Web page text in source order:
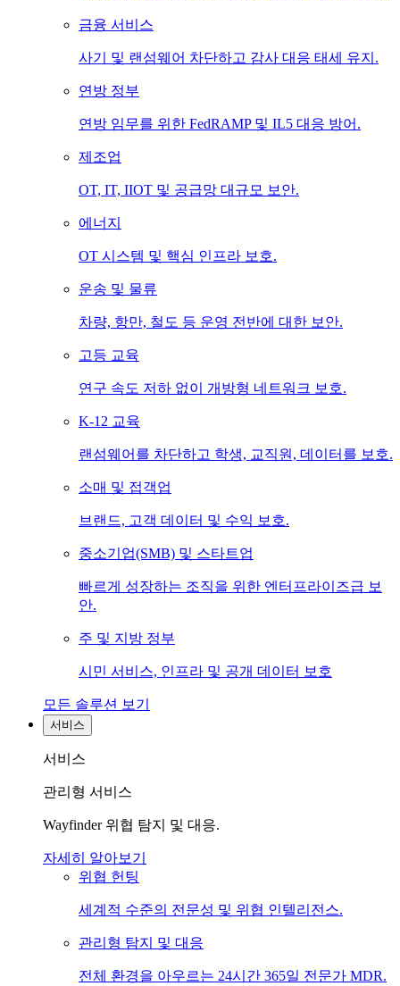
금융 서비스
사기 및 랜섬웨어 차단하고 감사 대응 태세 유지.
연방 정부
연방 임무를 위한 FedRAMP 및 IL5 대응 방어.
제조업
OT, IT, IIOT 및 공급망 대규모 보안.
에너지
OT 시스템 및 핵심 인프라 보호.
운송 및 물류
차량, 항만, 철도 등 운영 전반에 대한 보안.
고등 교육
연구 속도 저하 없이 개방형 네트워크 보호.
K-12 교육
랜섬웨어를 차단하고 학생, 교직원, 데이터를 보호.
소매 및 접객업
브랜드, 고객 데이터 및 수익 보호.
중소기업(SMB) 및 스타트업
빠르게 성장하는 조직을 위한 엔터프라이즈급 보
안.
주 및 지방 정부
시민 서비스, 인프라 및 공개 데이터 보호
모든 솔루션 보기
서비스
서비스
관리형 서비스
Wayfinder 위협 탐지 및 대응.
자세히 알아보기
위협 헌팅
세계적 수준의 전문성 및 위협 인텔리전스.
관리형 탐지 및 대응
전체 환경을 아우르는 24시간 365일 전문가 MDR.